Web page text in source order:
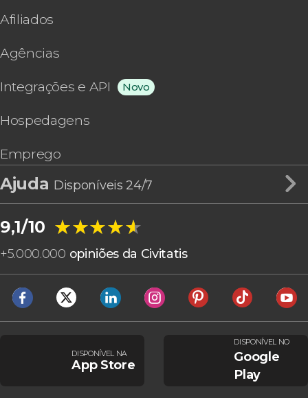
Afiliados
Agências
Integrações e API Novo
Hospedagens
Emprego
Ajuda Disponíveis 24/7
9,1/10 ★★★★★
★★★★★
+5.000.000 opiniões da Civitatis
DISPONÍVEL NA
App Store
DISPONÍVEL NO
Google
Play